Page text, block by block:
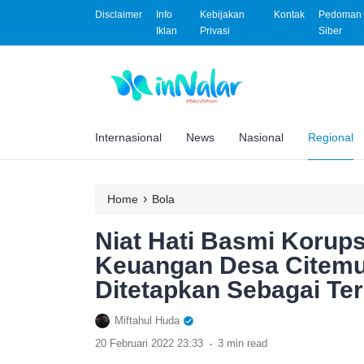
Disclaimer
Info
Iklan
Kebijakan
Privasi
Kontak
Siber
Internasional News Nasional Regional
Home › Bola
Niat Hati Basmi
Keuangan Desa
Ditetapkan Sebagai
Miftahul Huda
20 Februari 2022 23:33 . 3 min read